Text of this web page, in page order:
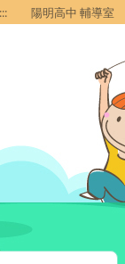
::: 陽明高中 輔導室